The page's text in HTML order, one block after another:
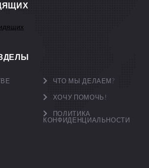
ЧТО МЫ ДЕЛАЕМ?
ХОЧУ ПОМОЧЬ!
ПОЛИТИКА
КОНФИДЕНЦИАЛЬНОСТИ